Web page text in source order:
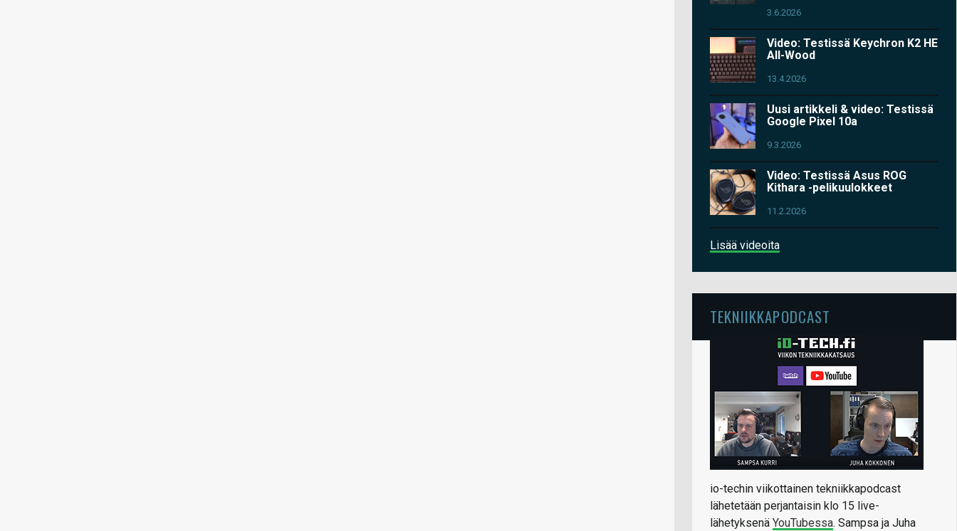
3.6.2026
Video: Testissä Keychron K2 HE
All-Wood
13.4.2026
Uusi artikkeli & video: Testissä
Google Pixel 10a
9.3.2026
Video: Testissä Asus ROG
Kithara -pelikuulokkeet
11.2.2026
Lisää videoita
TEKNIIKKAPODCAST
io-techin viikottainen tekniikkapodcast
lähetetään perjantaisin klo 15 live-
lähetyksenä YouTubessa. Sampsa ja Juha